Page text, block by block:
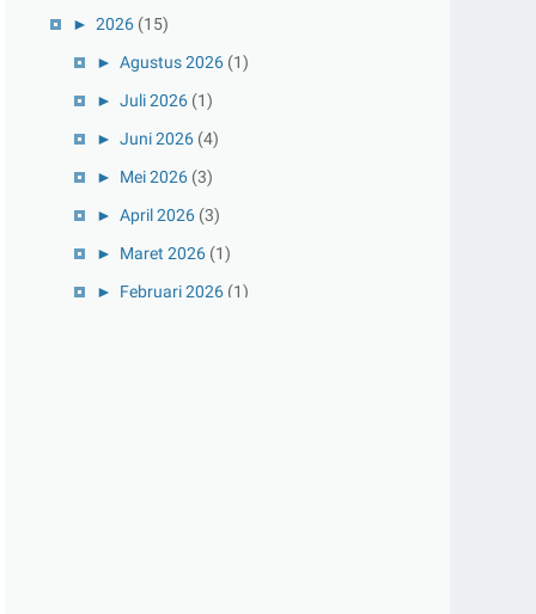
► 2026 (15)
► Agustus 2026 (1)
► Juli 2026 (1)
► Juni 2026 (4)
► Mei 2026 (3)
► April 2026 (3)
► Maret 2026 (1)
► Februari 2026 (1)